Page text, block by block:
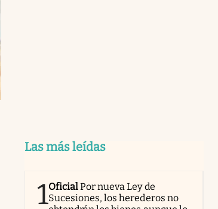
Las más leídas
1OficialPor nueva Ley de
Sucesiones, los herederos no